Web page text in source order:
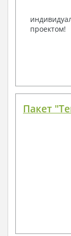
проектом!
Пакет